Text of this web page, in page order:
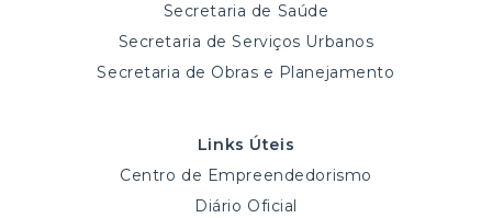
Secretaria de Saúde
Secretaria de Serviços Urbanos
Secretaria de Obras e Planejamento
Links Úteis
Centro de Empreendedorismo
Diário Oficial